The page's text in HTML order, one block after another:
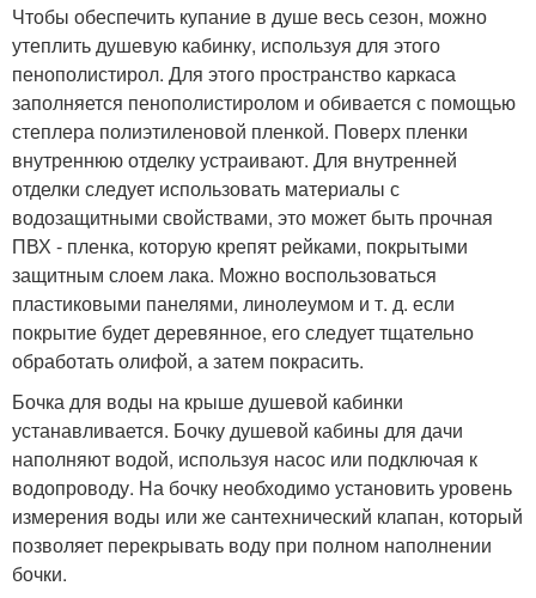
Чтобы обеспечить купание в душе весь сезон, можно
утеплить душевую кабинку, используя для этого
пенополистирол. Для этого пространство каркаса
заполняется пенополистиролом и обивается с помощью
степлера полиэтиленовой пленкой. Поверх пленки
внутреннюю отделку устраивают. Для внутренней
отделки следует использовать материалы с
водозащитными свойствами, это может быть прочная
ПВХ - пленка, которую крепят рейками, покрытыми
защитным слоем лака. Можно воспользоваться
пластиковыми панелями, линолеумом и т. д. если
покрытие будет деревянное, его следует тщательно
обработать олифой, а затем покрасить.
Бочка для воды на крыше душевой кабинки
устанавливается. Бочку душевой кабины для дачи
наполняют водой, используя насос или подключая к
водопроводу. На бочку необходимо установить уровень
измерения воды или же сантехнический клапан, который
позволяет перекрывать воду при полном наполнении
бочки.